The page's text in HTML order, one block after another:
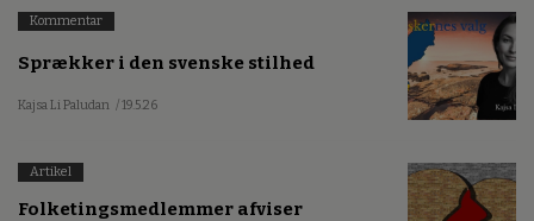
Kommentar
Sprækker i den svenske stilhed
Kajsa Li Paludan / 19.5.26
Artikel
Folketingsmedlemmer afviser